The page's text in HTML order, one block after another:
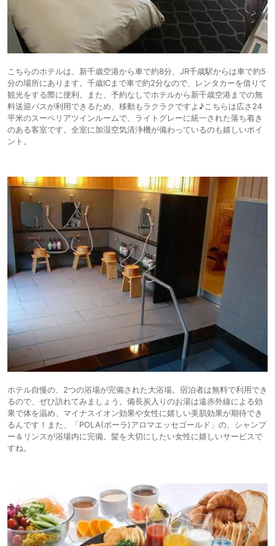
こちらのホテルは、新千歳空港から車で約8分、JR千歳駅からは車で約5
分の場所にあります。千歳ICまで車で約2分なので、レンタカーを借りて
観光をする際に便利。また、予約なしでホテルから新千歳空港までの無
料送迎バスが利用できるため、移動もラクラクですよ♪こちらは広さ24
平米のスーペリアツインルームで、ライトグレーに統一された落ち着き
のある客室です。全室に加湿空気清浄機が備わっているのも嬉しいポイ
ント。
ホテル自慢の、2つの浴場が完備された大浴場。宿泊者は無料で利用でき
るので、ぜひ訪れてみましょう。備長炭入りのお湯は遠赤外線による効
果で体を温め、マイナスイオン効果や女性に嬉しい美肌効果が期待でき
るんです！また、「POLA(ポーラ)アロマエッセゴールド」の、シャンプ
ー＆リンスが浴場内に完備。髪を大切にしたい女性に嬉しいサービスで
すね。